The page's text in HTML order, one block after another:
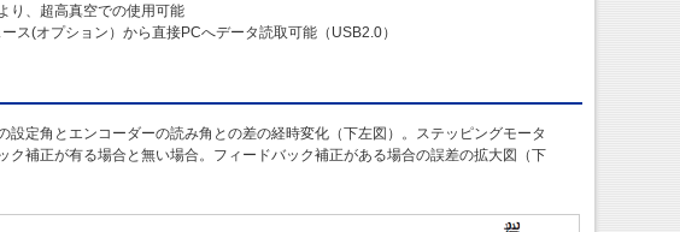
り、超高真空での使用可能
ス(オプション）から直接PCへデータ読取可能（USB2.0）
設定角とエンコーダーの読み角との差の経時変化（下左図）。ステッピングモータ
ク補正が有る場合と無い場合。フィードバック補正がある場合の誤差の拡大図（下